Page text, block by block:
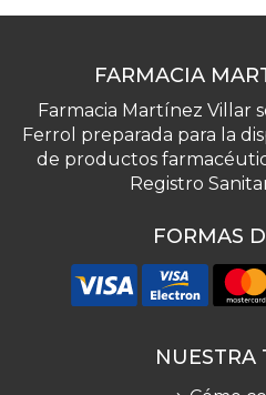
FARMACIA
Farmacia Martínez Villar
Ferrol preparada para la
de productos
Registro
FORMAS
NUESTRA